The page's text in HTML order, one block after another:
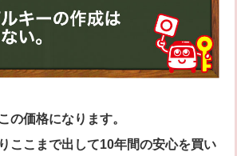
の価格になります。
ここまで出して10年間の安心を買い